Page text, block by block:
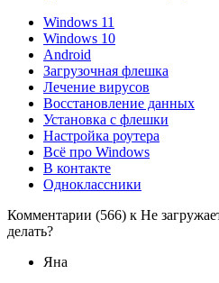
Windows 11
Windows 10
Android
Загрузочная флешка
Лечение вирусов
Восстановление данных
Установка с флешки
Настройка роутера
Всё про Windows
В контакте
Одноклассники
Комментарии (566) к Не
делать?
Яна